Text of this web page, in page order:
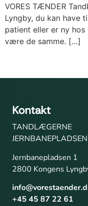
VORES TÆNDER
Lyngby, du kan have
patient eller er ny
være de samme. […]
Kontakt
TANDLÆGERNE
Jernbanepladsen 1
2800 Kongens
+45 45 87 22 61